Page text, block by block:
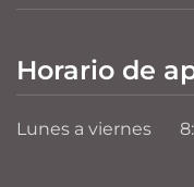
Horario de
Lunes a viernes